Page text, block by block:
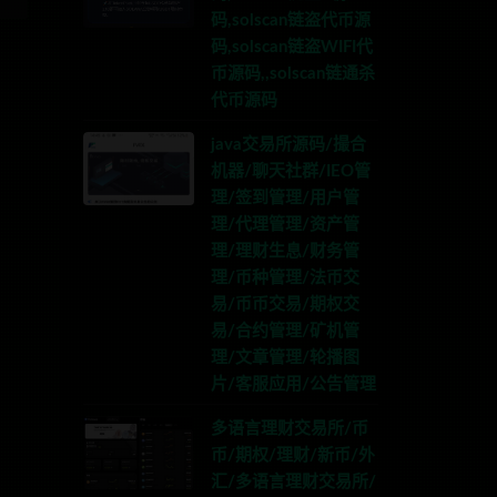
码,solscan链盗代币源
码,solscan链盗WIFI代
币源码,,solscan链通杀
代币源码
java交易所源码/撮合
机器/聊天社群/IEO管
理/签到管理/用户管
理/代理管理/资产管
理/理财生息/财务管
理/币种管理/法币交
易/币币交易/期权交
易/合约管理/矿机管
理/文章管理/轮播图
片/客服应用/公告管理
多语言理财交易所/币
币/期权/理财/新币/外
汇/多语言理财交易所/